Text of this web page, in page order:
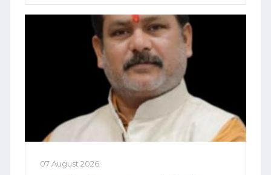
07 August 2026